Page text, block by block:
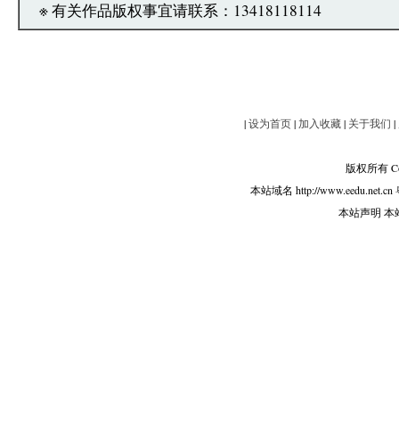
※ 有关作品版权事宜请联系：13418118114
|设为首页|加入收藏| 关于我们 |
版权所有
本站域名 http://www.eedu.net.cn
本站声明 本